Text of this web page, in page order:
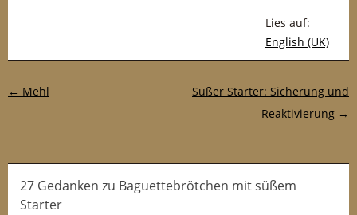
Lies auf:
English (UK)
Post-Navigation
← Mehl
Süßer Starter: Sicherung und
Reaktivierung →
27 Gedanken zu Baguettebrötchen mit süßem
Starter